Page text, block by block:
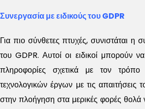
Συνεργασία με ειδικούς του GDPR
Για πιο σύνθετες πτυχές, συνιστάται η
του GDPR. Αυτοί οι ειδικοί μπορούν
πληροφορίες σχετικά με τον τρόπο
τεχνολογικών έργων με τις απαιτήσεις
στην πλοήγηση στα μερικές φορές θολά